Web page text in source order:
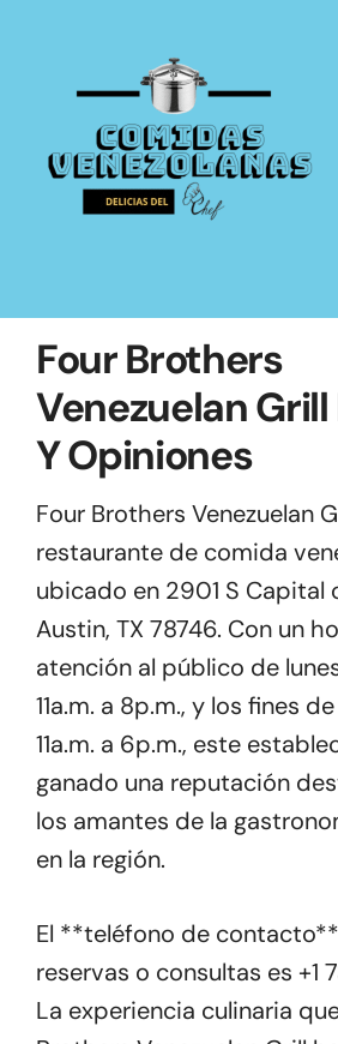
contenido
Four Brothers
Venezuelan Grill
Y Opiniones
Four Brothers Venezuelan
restaurante de comida
ubicado en 2901 S Capital
Austin, TX 78746. Con un
atención al público de
11a.m. a 8p.m., y los fines
11a.m. a 6p.m., este
ganado una reputación
los amantes de la
en la región.
El **teléfono de
reservas o consultas es
La experiencia culinaria